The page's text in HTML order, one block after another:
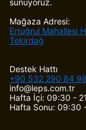
sunuyoruz.
Mağaza Adresi:
Ertuğrul Mahallesi
Tekirdağ
Destek Hattı
+90 532 290 84 98
info@leps.com.tr
Hafta İçi: 09:30 -
Hafta Sonu: 09:30